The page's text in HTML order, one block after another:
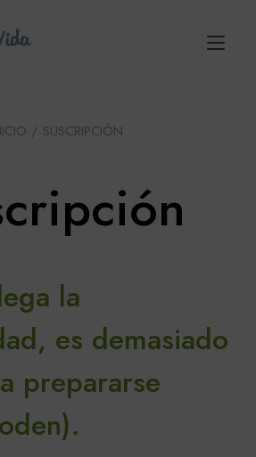
/ SUSCRIPCIÓN
la
es demasiado
prepararse